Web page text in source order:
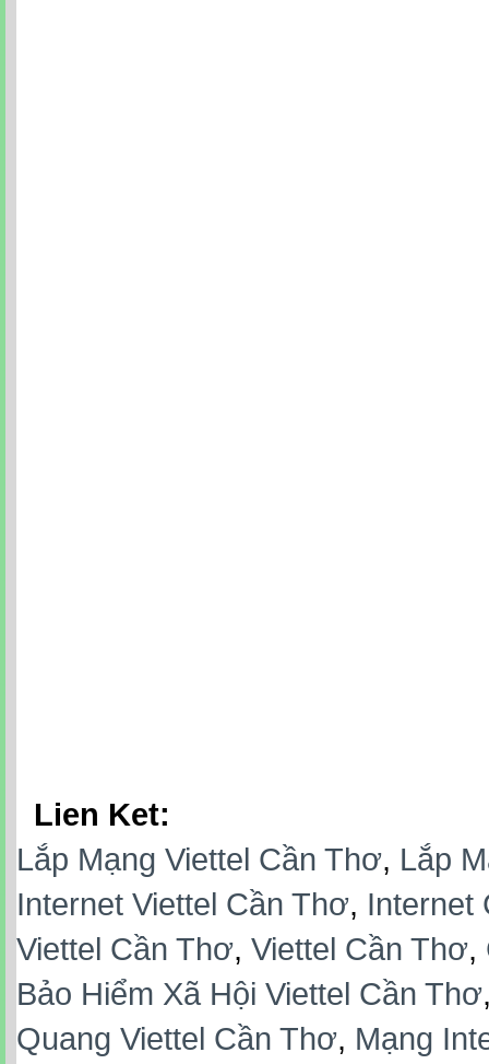
Lien Ket:
Lắp Mạng Viettel Cần Thơ, Lắp
Internet Viettel Cần Thơ, Internet
Viettel Cần Thơ, Viettel Cần Thơ,
Bảo Hiểm Xã Hội Viettel Cần Thơ
Quang Viettel Cần Thơ, Mạng